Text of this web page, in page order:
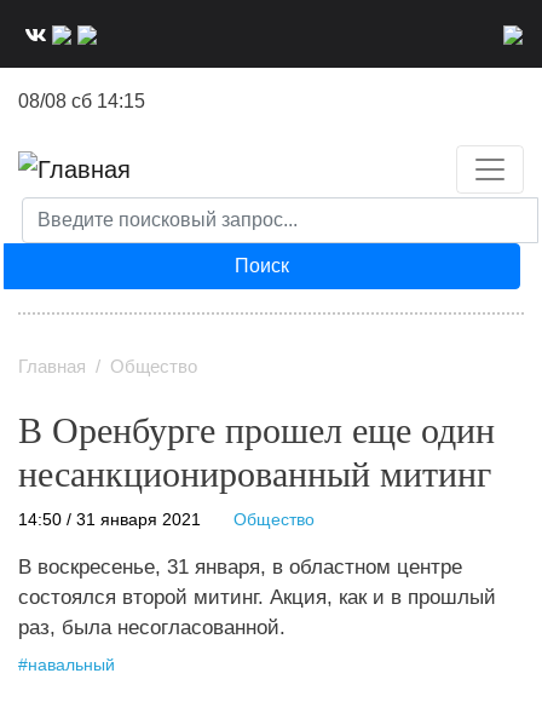
08/08 сб 14:15
Поиск
Главная Общество
В Оренбурге прошел еще один
несанкционированный митинг
14:50 / 31 января 2021 Общество
В воскресенье, 31 января, в областном центре
состоялся второй митинг. Акция, как и в прошлый
раз, была несогласованной.
#навальный